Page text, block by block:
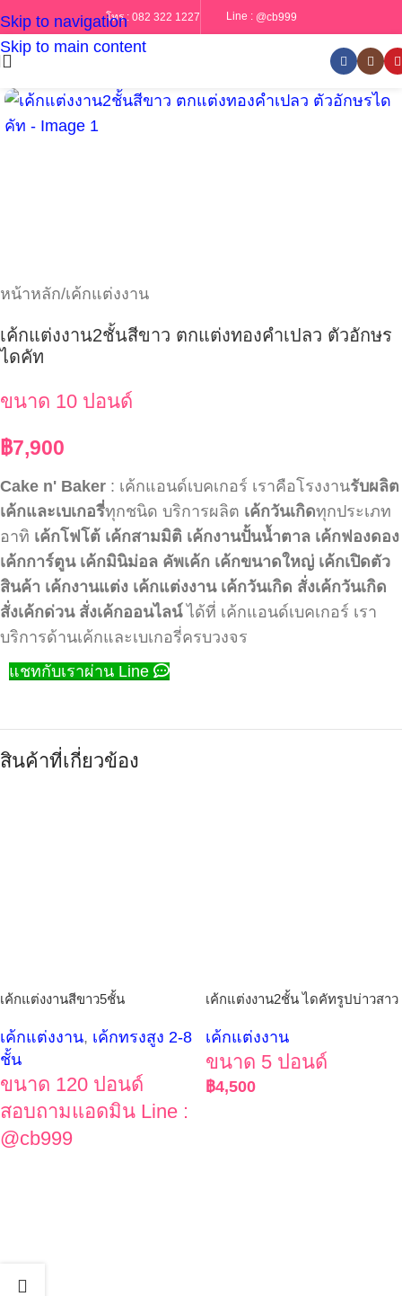
Skip to navigation
Skip to main content
โทร : 082 322 1227 Line : @cb999
หน้าหลัก/เค้กแต่งงาน
เค้กแต่งงาน2ชั้นสีขาว ตกแต่งทองคำเปลว ตัวอักษร
ไดคัท
ขนาด 10 ปอนด์
฿7,900
Cake n' Baker : เค้กแอนด์เบคเกอร์ เราคือโรงงานรับผลิต
เค้กและเบเกอรี่ทุกชนิด บริการผลิต เค้กวันเกิดทุกประเภท
อาทิ เค้กโฟโต้ เค้กสามมิติ เค้กงานปั้นน้ำตาล เค้กฟองดอง
เค้กการ์ตูน เค้กมินิม่อล คัพเค้ก เค้กขนาดใหญ่ เค้กเปิดตัว
สินค้า เค้กงานแต่ง เค้กแต่งงาน เค้กวันเกิด สั่งเค้กวันเกิด
สั่งเค้กด่วน สั่งเค้กออนไลน์ได้ที่ เค้กแอนด์เบคเกอร์ เรา
บริการด้านเค้กและเบเกอรี่ครบวงจร
แชทกับเราผ่าน Line
สินค้าที่เกี่ยวข้อง
เค้กแต่งงานสีขาว5ชั้น
เค้กแต่งงาน, เค้กทรงสูง 2-8
ชั้น
ขนาด 120 ปอนด์
สอบถามแอดมิน Line :
@cb999
เค้กแต่งงาน2ชั้น ไดคัทรูปบ่าวสาว
เค้กแต่งงาน
ขนาด 5 ปอนด์
฿4,500